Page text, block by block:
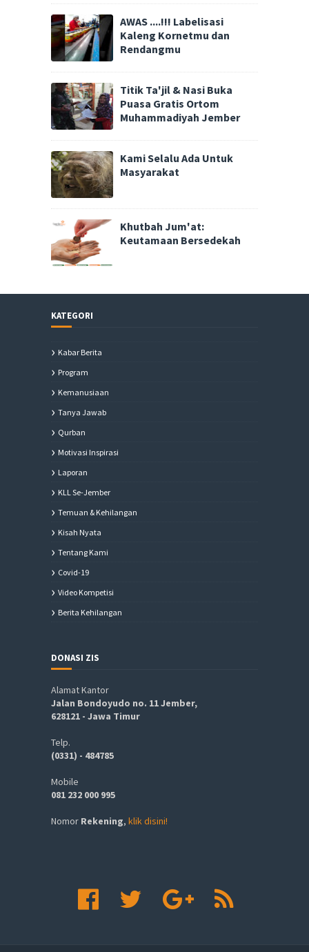
AWAS ....!!! Labelisasi
Kaleng Kornetmu dan
Rendangmu
Titik Ta'jil & Nasi Buka
Puasa Gratis Ortom
Muhammadiyah Jember
Kami Selalu Ada Untuk
Masyarakat
Khutbah Jum'at:
Keutamaan Bersedekah
KATEGORI
Kabar Berita
Program
Kemanusiaan
Tanya Jawab
Qurban
Motivasi Inspirasi
Laporan
KLL Se-Jember
Temuan & Kehilangan
Kisah Nyata
Tentang Kami
Covid-19
Video Kompetisi
Berita Kehilangan
DONASI ZIS
Alamat Kantor
Jalan Bondoyudo no. 11 Jember,
628121 - Jawa Timur
Telp.
(0331) - 484785
Mobile
081 232 000 995
Nomor Rekening, klik disini!